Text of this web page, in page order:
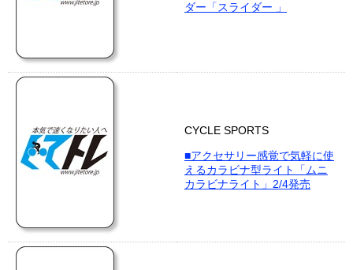
ダー「スライダー 」
CYCLE SPORTS
■アクセサリー感覚で気軽に使
えるカラビナ型ライト「ムニ
カラビナライト」2/4発売